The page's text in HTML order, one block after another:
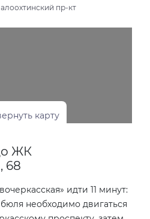
пр-кт
карту
ЖК
68
идти 11 минут:
необходимо двигаться